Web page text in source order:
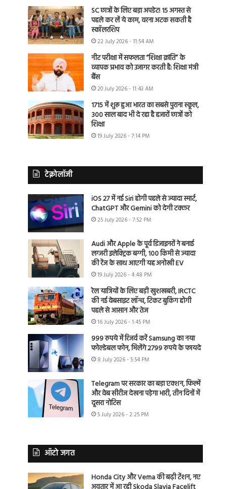
SC छात्रों के लिए बड़ा अपडेट! 15 अगस्त से
पहले कर लें ये काम, वरना अटक सकती है
स्कॉलरशिप
22 July 2026 - 11:54 AM
नीट परीक्षा में सफलता “शिक्षा क्रांति” के
व्यापक प्रभाव को उजागर करती है: शिक्षा मंत्री
बैंस
20 July 2026 - 11:43 AM
1715 में शुरू हुआ भारत का सबसे पुराना स्कूल,
300 साल बाद भी दे रहा है हजारों छात्रों को
शिक्षा
19 July 2026 - 7:14 PM
टेक्नोलॉजी
iOS 27 में नई Siri होगी पहले से ज्यादा स्मार्ट,
ChatGPT और Gemini को देगी टक्कर
25 July 2026 - 7:52 PM
Audi और Apple के पूर्व डिजाइनरों ने बनाई
लग्जरी इलेक्ट्रिक बग्गी, 100 किमी से ज्यादा
की रेंज के साथ आएगी यह अनोखी EV
19 July 2026 - 4:48 PM
रेल यात्रियों के लिए बड़ी खुशखबरी, IRCTC
की नई वेबसाइट लॉन्च, टिकट बुकिंग होगी
पहले से आसान और तेज
16 July 2026 - 1:45 PM
999 रुपये में रिजर्व करें Samsung का नया
फोल्डेबल फोन, मिलेंगे 2799 रुपये के फायदे
8 July 2026 - 5:54 PM
Telegram पर सरकार का बड़ा एक्शन, फिल्में
और वेब सीरीज देखना पड़ेगा भारी, तीन दिनों में
दूसरा नोटिस
5 July 2026 - 2:25 PM
ऑटो जगत
Honda City और Verna की बढ़ी टेंशन, नए